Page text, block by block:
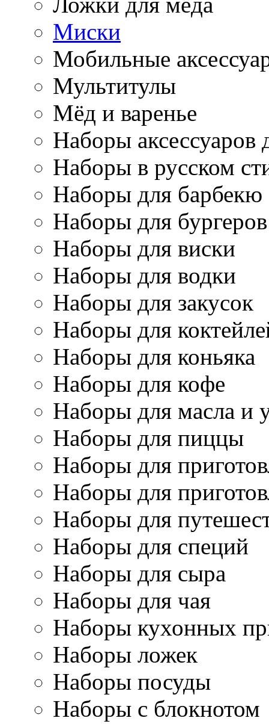
Миски
Мобильные
Мультитулы
Мёд и варенье
Наборы аксессуаров
Наборы в русском
Наборы для барбекю
Наборы для бургеров
Наборы для виски
Наборы для водки
Наборы для закусок
Наборы для
Наборы для коньяка
Наборы для кофе
Наборы для масла и
Наборы для пиццы
Наборы для
Наборы для
Наборы для
Наборы для специй
Наборы для сыра
Наборы для чая
Наборы кухонных
Наборы ложек
Наборы посуды
Наборы с блокнотом